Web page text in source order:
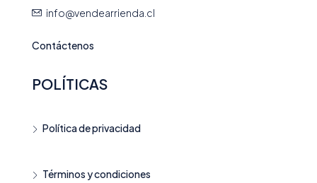
info@vendearrienda.cl
Contáctenos
POLÍTICAS
Política de privacidad
Términos y condiciones